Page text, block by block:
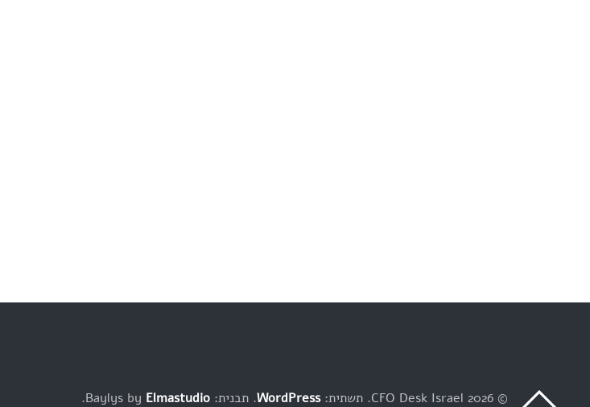
© 2026 CFO Desk Israel תשתית:WordPress תבנית: Baylys by Elmastudio